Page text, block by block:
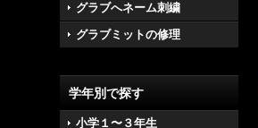
グラブへネーム刺繍
グラブミットの修理
学年別で探す
小学１〜３年生